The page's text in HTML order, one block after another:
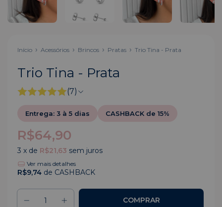
Início Acessórios Brincos Pratas Trio Tina - Prata
Trio Tina - Prata
(7)
Entrega: 3 à 5 dias CASHBACK de 15%
R$64,90
3 x de R$21,63 sem juros
Ver mais detalhes
R$9,74 de CASHBACK